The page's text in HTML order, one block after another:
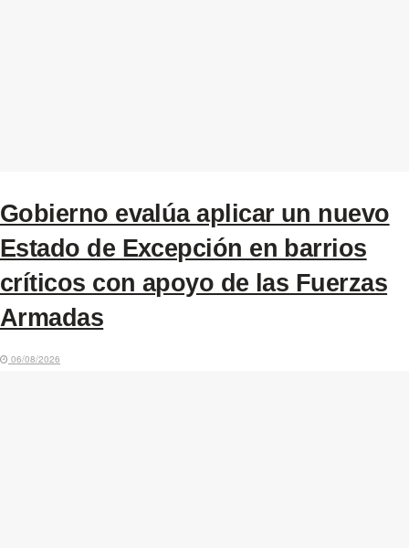
Gobierno evalúa aplicar un nuevo
Estado de Excepción en barrios
críticos con apoyo de las Fuerzas
Armadas
06/08/2026